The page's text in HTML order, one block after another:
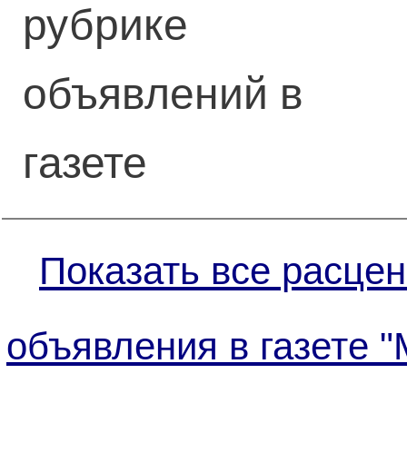
рубрике
объявлений в
газете
Показать все
объявления в газете